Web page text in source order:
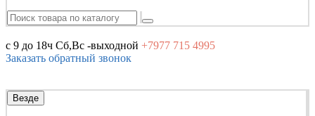
с 9 до 18ч Сб,Вс -выходной +7977 715 4995
Заказать обратный звонок
Везде